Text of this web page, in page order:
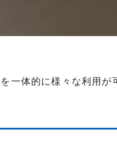
一体的に様々な利用が